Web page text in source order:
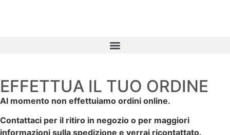
EFFETTUA IL TUO ORDINE
Al momento non effettuiamo ordini online.
Contattaci per il ritiro in negozio o per maggiori
informazioni sulla spedizione e verrai ricontattato.